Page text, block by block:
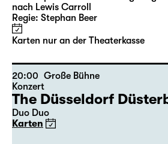
10:00 Große Bühne
mit Audiodeskription
Alice hinter den
von Stephan Beer und Georg Burger
Regie: Stephan Beer
Karten nur an der Theaterkasse
20:00
Große Bühne